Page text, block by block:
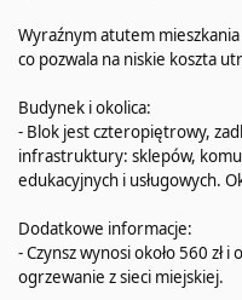
Wyraźnym atutem
co pozwala na niskie koszta
Budynek i okolica:
- Blok jest czteropiętrowy,
infrastruktury: sklepów,
edukacyjnych i usługowych.
Dodatkowe informacje:
- Czynsz wynosi około 560 zł
ogrzewanie z sieci miejskiej.